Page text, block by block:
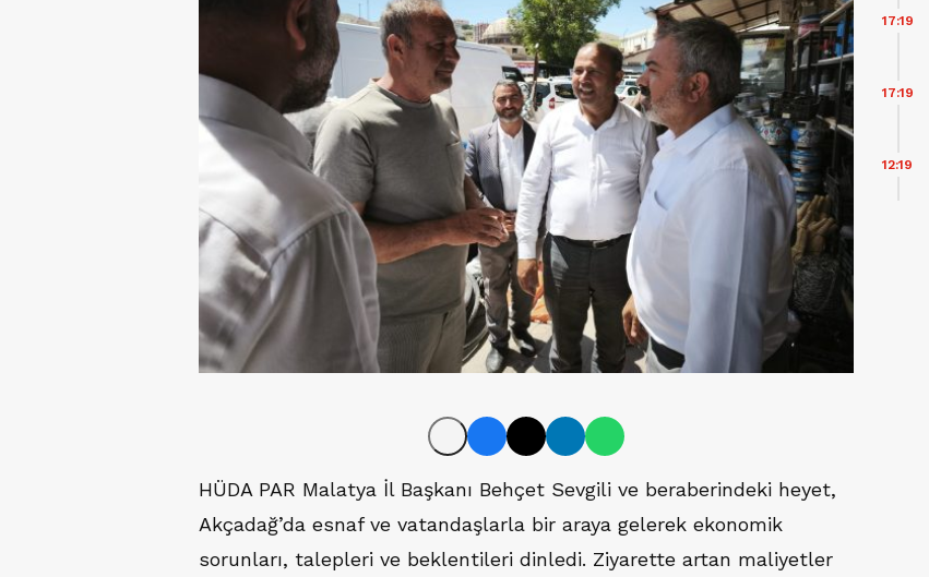
HÜDA PAR Malatya İl Başkanı Behçet Sevgili ve beraberindeki heyet,
Akçadağ’da esnaf ve vatandaşlarla bir araya gelerek ekonomik
sorunları, talepleri ve beklentileri dinledi. Ziyarette artan maliyetler
17:19
17:19
12:19